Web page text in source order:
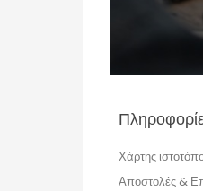
Χάρτης
Αποστολές &